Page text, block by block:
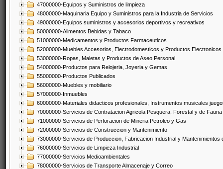
47000000-Equipos y Suministros de limpieza
48000000-Maquinaria Equipo y Suministros para la Industria de Servicios
49000000-Equipos suministros y accesorios deportivos y recreativos
50000000-Alimentos Bebidas y Tabaco
51000000-Medicamentos y Productos Farmaceuticos
52000000-Muebles Accesorios, Electrodomesticos y Productos Electronicos
53000000-Ropas, Maletas y Productos de Aseo Personal
54000000-Productos para Relojeria, Joyeria y Gemas
55000000-Productos Publicados
56000000-Muebles y mobiliario
57000000-Inmuebles
60000000-Materiales didacticos profesionales, Instrumentos musicales
70000000-Servicios de Contratacion Agricola Pesquera, Forestal y de Fauna
71000000-Servicios de Perforacion de Mineria Petroleo y Gas
72000000-Servicios de Construccion y Mantenimiento
73000000-Servicios de Produccion, Fabricacion Industrial y Mantenimientos
76000000-Servicios de Limpieza Industrial
77000000-Servicios Medioambientales
78000000-Servicios de Transporte Almacenaje y Correo